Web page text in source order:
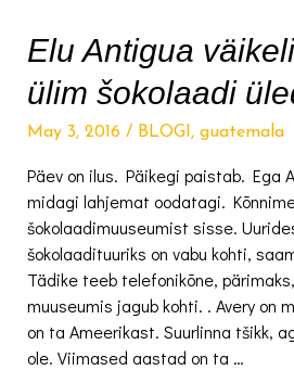
VIDEO
Elu Antigua
ülim šokolaadi
May 3, 2016/ BLOGI , guatemala
Päev on ilus. Päikegi paistab. Ega
midagi lahjemat oodatagi. Kõnnime
šokolaadimuuseumist sisse.
šokolaadituuriks on vabu kohti,
Tädike teeb telefonikõne,
muuseumis jagub kohti. . Avery on
on ta Ameerikast. Suurlinna tšikk,
ole. Viimased aastad on ta …